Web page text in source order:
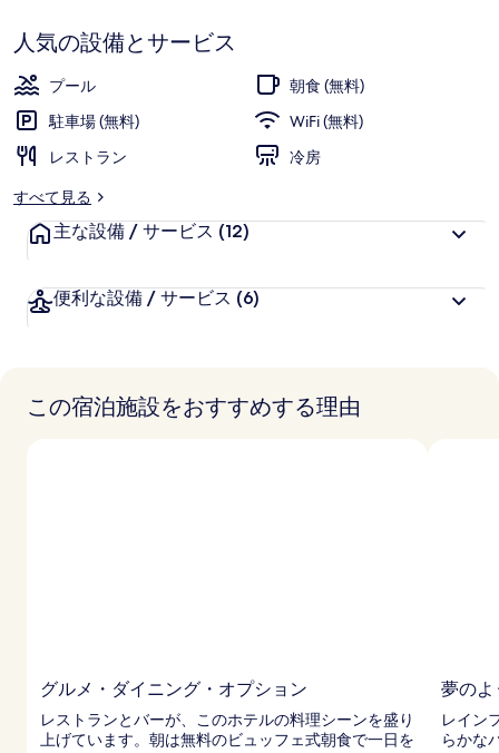
9.8、
お
客
様
に
好
件
の
ミ
ら
人気の設備とサービス
プール
朝食 (無料)
駐車場 (無料)
WiFi (無料)
レストラン
冷房
すべて見る
主な設備 / サービス (12)
便利な設備 / サービス (6)
この宿泊施設をおすすめする理由
グルメ・ダイニング・オプション
レストランとバーが、このホテルの料理シーンを盛り
上げています。朝は無料のビュッフェ式朝食で一日を
夢のよ
レイン
らかな